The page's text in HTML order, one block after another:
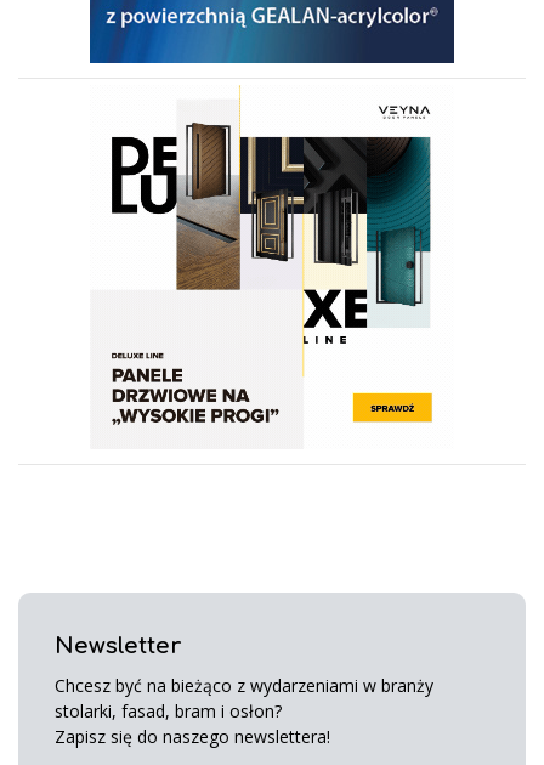
Newsletter
Chcesz być na bieżąco z wydarzeniami w branży
stolarki, fasad, bram i osłon?
Zapisz się do naszego newslettera!